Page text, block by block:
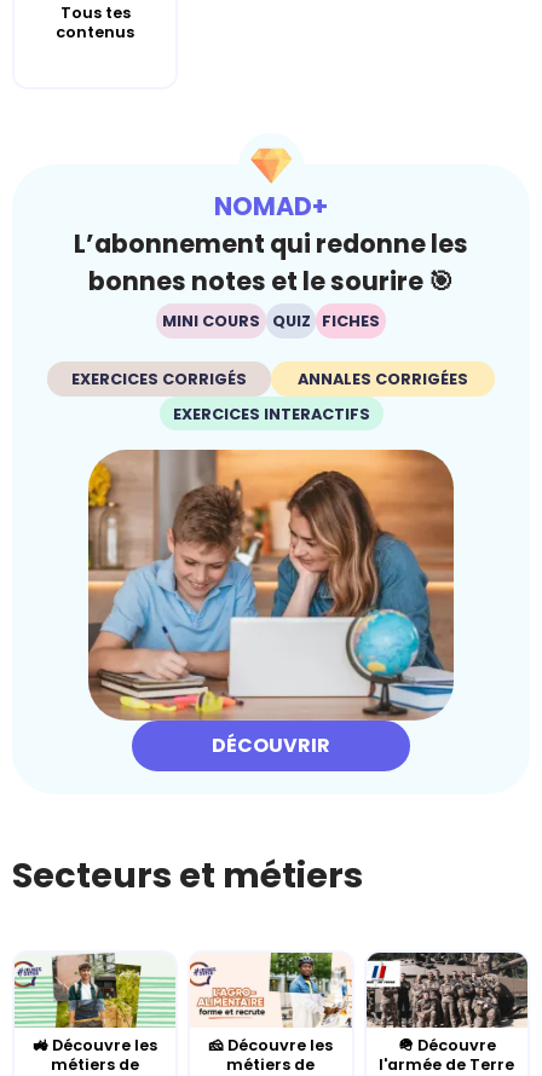
Tous tes
contenus
NOMAD+
L’abonnement qui redonne les
bonnes notes et le sourire 🎯
MINI COURS QUIZ FICHES
EXERCICES CORRIGÉS
ANNALES CORRIGÉES
EXERCICES INTERACTIFS
DÉCOUVRIR
Secteurs et métiers
🚜 Découvre les
métiers de
🧀 Découvre les
métiers de
🪖 Découvre
l'armée de Terre